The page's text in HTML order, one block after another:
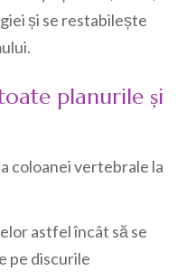
și se restabilește
planurile și
coloanei vertebrale la
astfel încât să se
pe discurile